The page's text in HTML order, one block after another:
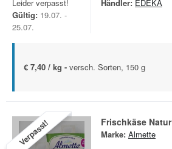
Leider verpasst!
Gültig: 19.07. -
25.07.
Händler: EDEKA
€ 7,40 / kg - versch. Sorten, 150 g
Verpasst! Frischkäse Natur
Marke: Almette